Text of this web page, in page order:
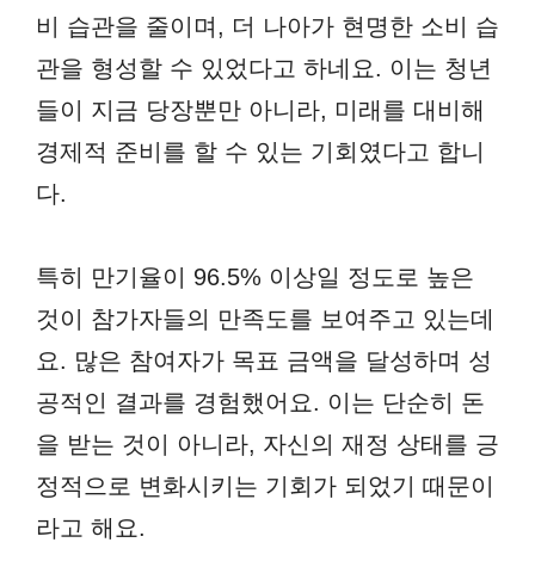
비 습관을 줄이며, 더 나아가 현명한 소비 습
관을 형성할 수 있었다고 하네요. 이는 청년
들이 지금 당장뿐만 아니라, 미래를 대비해
경제적 준비를 할 수 있는 기회였다고 합니
다.
특히 만기율이 96.5% 이상일 정도로 높은
것이 참가자들의 만족도를 보여주고 있는데
요. 많은 참여자가 목표 금액을 달성하며 성
공적인 결과를 경험했어요. 이는 단순히 돈
을 받는 것이 아니라, 자신의 재정 상태를 긍
정적으로 변화시키는 기회가 되었기 때문이
라고 해요.